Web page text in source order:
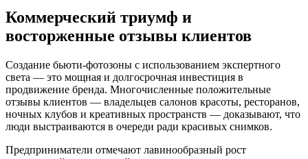
Коммерческий триумф и
восторженные отзывы клиентов
Создание бьюти-фотозоны с использованием экспертного
света — это мощная и долгосрочная инвестиция в
продвижение бренда. Многочисленные положительные
отзывы клиентов — владельцев салонов красоты, ресторанов,
ночных клубов и креативных пространств — доказывают, что
люди выстраиваются в очереди ради красивых снимков.
Предприниматели отмечают лавинообразный рост